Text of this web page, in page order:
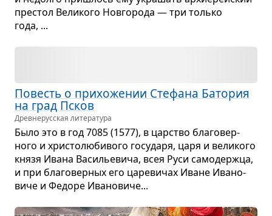
пре­стол Вели­кого Нов­го­рода — три только
года, ...
Повесть о при­хо­же­нии Сте­фана Бато­рия
на град Псков
Древне­русская литература
Было это в год 7085 (1577), в цар­ство бла­го­вер­
ного и хри­сто­лю­би­вого госу­даря, царя и вели­кого
князя Ивана Васи­лье­вича, всея Руси само­держца,
и при бла­го­вер­ных его царе­ви­чах Иване Ива­но­
виче и Федоре Ива­но­виче...